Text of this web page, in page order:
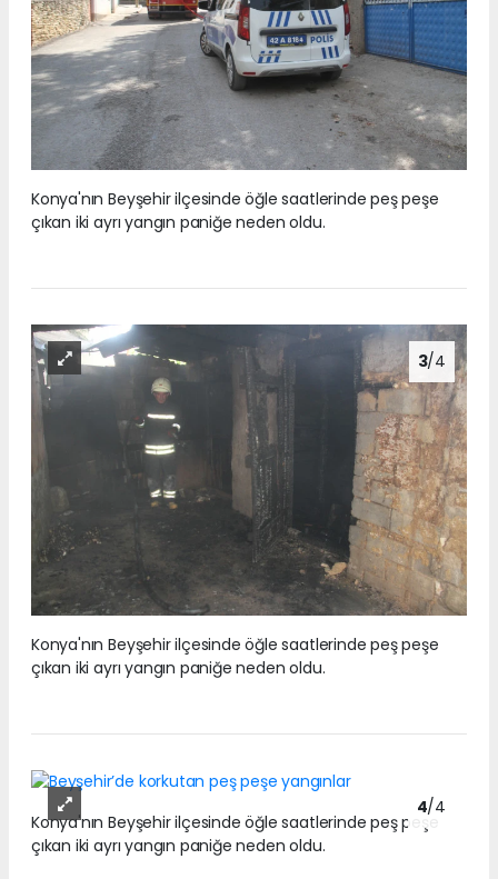
Konya'nın Beyşehir ilçesinde öğle saatlerinde peş peşe
çıkan iki ayrı yangın paniğe neden oldu.
3/4
Konya'nın Beyşehir ilçesinde öğle saatlerinde peş peşe
çıkan iki ayrı yangın paniğe neden oldu.
4/4
Konya'nın Beyşehir ilçesinde öğle saatlerinde peş peşe
çıkan iki ayrı yangın paniğe neden oldu.